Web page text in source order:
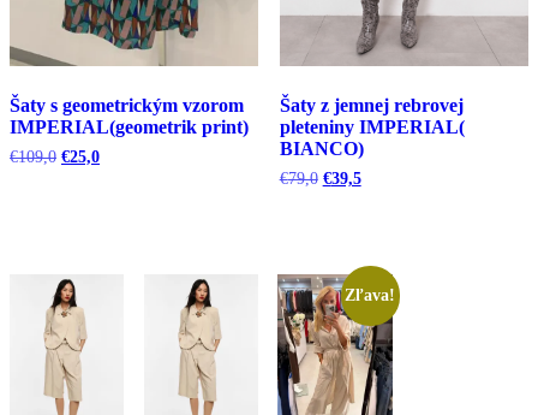
Šaty s geometrickým vzorom
IMPERIAL(geometrik print)
€109,0 Pôvodná
€25,0Aktuálna
Šaty z jemnej rebrovej
pleteniny IMPERIAL(
BIANCO)
€79,0 Pôvodná
€39,5Aktuálna
Zľava!